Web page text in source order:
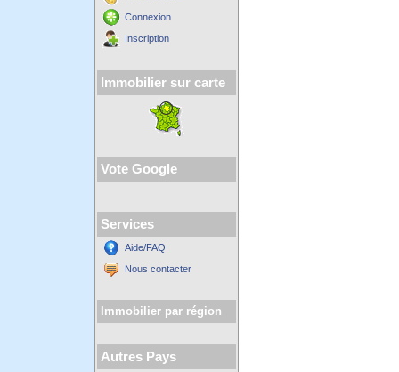
Connexion
Inscription
Immobilier sur carte
Vote Google
Services
Aide/FAQ
Nous contacter
Immobilier par région
Autres Pays